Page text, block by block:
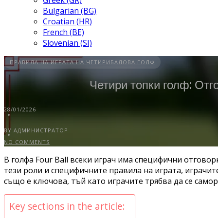
Bulgarian (BG)
Croatian (HR)
French (BE)
Slovenian (SI)
ПРАВИЛА НА ИГРАТА НА ЧЕТИРИБАЛОВА ГОЛФ
Четири топки голф:
28/01/2026
BY АДМИНИСТРАТОР
NO COMMENTS
В голфа Four Ball всеки играч има специфични
тези роли и специфичните правила на играта,
също е ключова, тъй като играчите трябва да се
Key sections in the article: